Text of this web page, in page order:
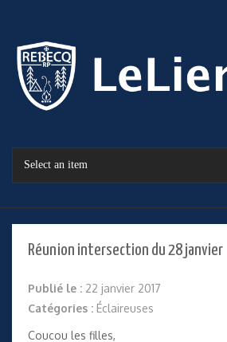
Réunion intersection du 28 janvier
Publié le : 22 janvier 2017
Catégories : Éclaireuses
Coucou les filles,